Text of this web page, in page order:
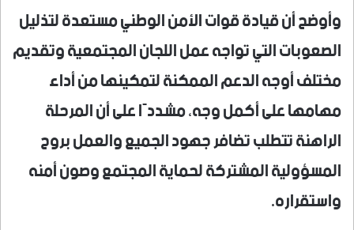
وأوضح أن قيادة قوات الأمن الوطني مستعدة لتذليل
الصعوبات التي تواجه عمل اللجان المجتمعية وتقديم
مختلف أوجه الدعم الممكنة لتمكينها من أداء
مهامها على أكمل وجه، مشددًا على أن المرحلة
الراهنة تتطلب تضافر جهود الجميع والعمل بروح
المسؤولية المشتركة لحماية المجتمع وصون أمنه
واستقراره.